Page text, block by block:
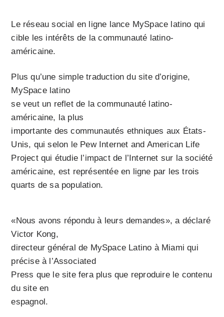
Le réseau social en ligne lance MySpace latino qui
cible les intérêts de la communauté latino-
américaine.
Plus qu’une simple traduction du site d’origine,
MySpace latino
se veut un reflet de la communauté latino-
américaine, la plus
importante des communautés ethniques aux États-
Unis, qui selon le Pew Internet and American Life
Project qui étudie l’impact de l’Internet sur la société
américaine, est représentée en ligne par les trois
quarts de sa population.
«Nous avons répondu à leurs demandes», a déclaré
Victor Kong,
directeur général de MySpace Latino à Miami qui
précise à l’Associated
Press que le site fera plus que reproduire le contenu
du site en
espagnol.